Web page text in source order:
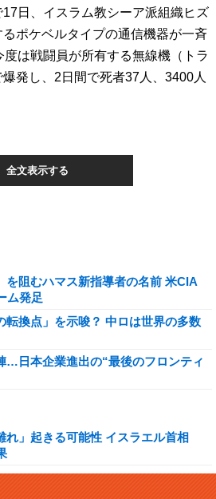
日、イスラム教シーア派組織ヒズ
ポケベルタイプの通信機器が一斉
は戦闘員が所有する無線機（トラ
発し、2日間で死者37人、3400人
全文表示する
を阻むハマス新指導者の名前 米CIA
ム発足
転換点」を示唆？ 中ロは世界の多数
…日本企業進出の“最後のフロンティ
れ」起きる可能性 イスラエル首相